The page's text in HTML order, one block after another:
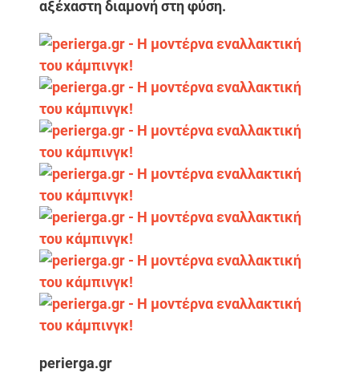
αξέχαστη διαμονή στη φύση.
perierga.gr